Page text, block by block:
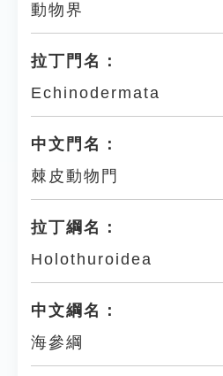
動物界
拉丁門名：
Echinodermata
中文門名：
棘皮動物門
拉丁綱名：
Holothuroidea
中文綱名：
海參綱